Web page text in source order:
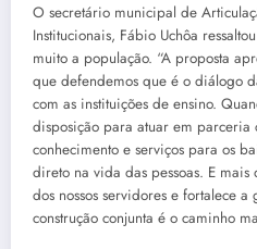
O secretário municipal de
Institucionais, Fábio Uchôa
muito a população. “A proposta
que defendemos que é o diálogo
com as instituições de ensino.
disposição para atuar em parceria
conhecimento e serviços para os
direto na vida das pessoas. E
dos nossos servidores e fortalece a
construção conjunta é o caminho